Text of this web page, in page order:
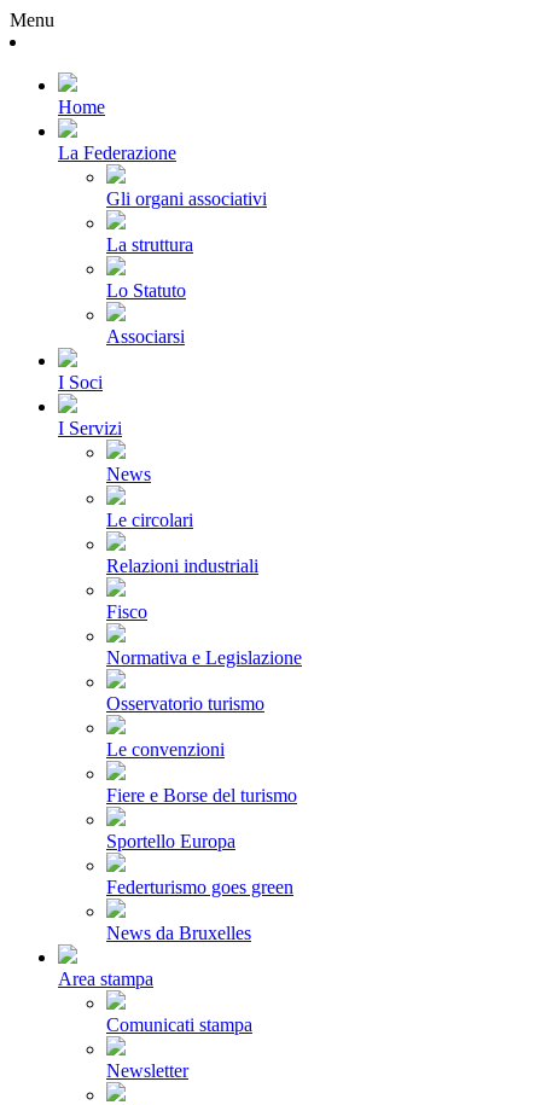
Menu
Home
La Federazione
Gli organi associativi
La struttura
Lo Statuto
Associarsi
I Soci
I Servizi
News
Le circolari
Relazioni industriali
Fisco
Normativa e Legislazione
Osservatorio turismo
Le convenzioni
Fiere e Borse del turismo
Sportello Europa
Federturismo goes green
News da Bruxelles
Area stampa
Comunicati stampa
Newsletter